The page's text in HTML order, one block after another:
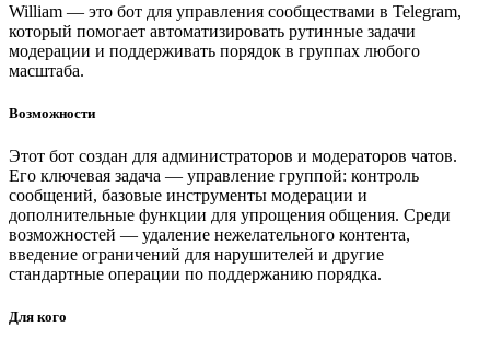
William — это бот для управления сообществами в Telegram,
который помогает автоматизировать рутинные задачи
модерации и поддерживать порядок в группах любого
масштаба.
Возможности
Этот бот создан для администраторов и модераторов чатов.
Его ключевая задача — управление группой: контроль
сообщений, базовые инструменты модерации и
дополнительные функции для упрощения общения. Среди
возможностей — удаление нежелательного контента,
введение ограничений для нарушителей и другие
стандартные операции по поддержанию порядка.
Для кого